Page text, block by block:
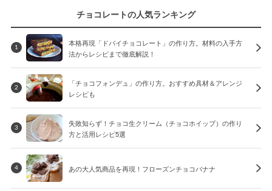
チョコレートの人気ランキング
1
本格再現「ドバイチョコレート」の作り方。材料の入手方
法からレシピまで徹底解説！
2
「チョコフォンデュ」の作り方。おすすめ具材＆アレンジ
レシピも
3
失敗知らず！チョコ生クリーム（チョコホイップ）の作り
方と活用レシピ5選
4 あの大人気商品を再現！フローズンチョコバナナ